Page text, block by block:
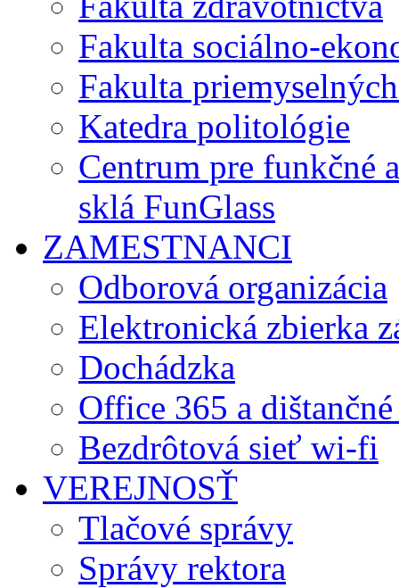
Fakulta sociálno-
Fakulta
Katedra politológie
Centrum pre funkčné
sklá FunGlass
ZAMESTNANCI
Odborová organizácia
Elektronická zbierka
Dochádzka
Office 365 a
Bezdrôtová sieť wi-fi
VEREJNOSŤ
Tlačové správy
Správy rektora